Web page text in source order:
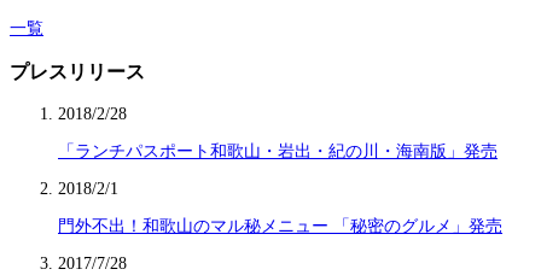
一覧
プレスリリース
2018/2/28
「ランチパスポート和歌山・岩出・紀の川・海南版」発売
2018/2/1
門外不出！和歌山のマル秘メニュー 「秘密のグルメ」発売
2017/7/28